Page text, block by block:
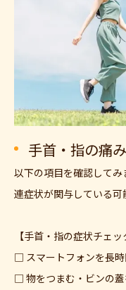
手首・指の痛
以下の項目を確認してみ
連症状が関与している可
【手首・指の症状チェッ
□ スマートフォンを長
□ 物をつまむ・ビンの